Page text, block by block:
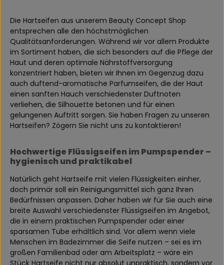
Die Hartseifen aus unserem Beauty Concept Shop
entsprechen alle den höchstmöglichen
Qualitätsanforderungen. Während wir vor allem Produkte
im Sortiment haben, die sich besonders auf die Pflege der
Haut und deren optimale Nährstoffversorgung
konzentriert haben, bieten wir Ihnen im Gegenzug dazu
auch duftend-aromatische Parfumseifen, die der Haut
einen sanften Hauch verschiedenster Duftnoten
verliehen, die Silhouette betonen und für einen
gelungenen Auftritt sorgen. Sie haben Fragen zu unseren
Hartseifen? Zögern Sie nicht uns zu kontaktieren!
Hochwertige Flüssigseifen im Pumpspender –
hygienisch und praktikabel
Natürlich geht Hartseife mit vielen Flüssigkeiten einher,
doch primär soll ein Reinigungsmittel sich ganz Ihren
Bedürfnissen anpassen. Daher haben wir für Sie auch eine
breite Auswahl verschiedenster Flüssigseifen im Angebot,
die in einem praktischen Pumpspender oder einer
sparsamen Tube erhältlich sind. Vor allem wenn viele
Menschen im Badezimmer die Seife nutzen – sei es im
großen Familienbad oder am Arbeitsplatz – wäre ein